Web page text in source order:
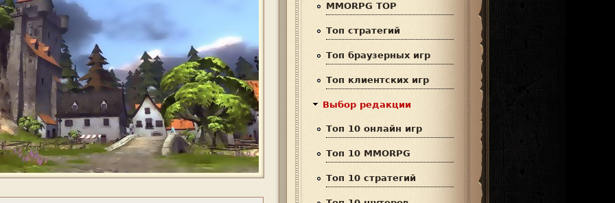
MMORPG TOP
Топ стратегий
Топ браузерных игр
Топ клиентских игр
Выбор редакции
Топ 10 онлайн игр
Топ 10 MMORPG
Топ 10 стратегий